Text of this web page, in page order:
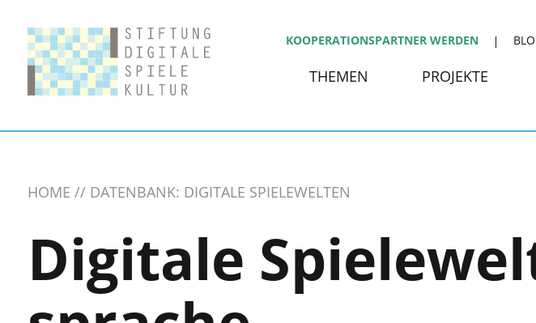
KOOPERATIONSPARTNER WERDEN
THEMEN PROJEKTE
HOME DATENBANK: DIGITALE SPIELEWELTEN
Digitale